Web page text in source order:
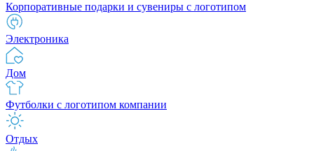
Корпоративные подарки и сувениры с логотипом
Электроника
Дом
Футболки с логотипом компании
Отдых